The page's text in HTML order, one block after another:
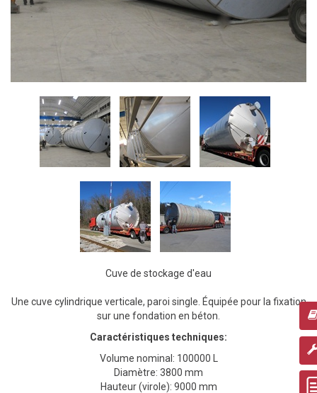
Cuve de stockage d'eau
Une cuve cylindrique verticale, paroi single. Équipée pour la fixation
sur une fondation en béton
Caractéristiques techniques:
Volume nominal: 100000 L
Diamètre: 3800 mm
Hauteur (virole): 9000 mm